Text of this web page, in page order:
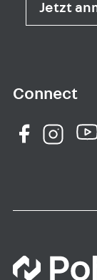
Jetzt
Connect